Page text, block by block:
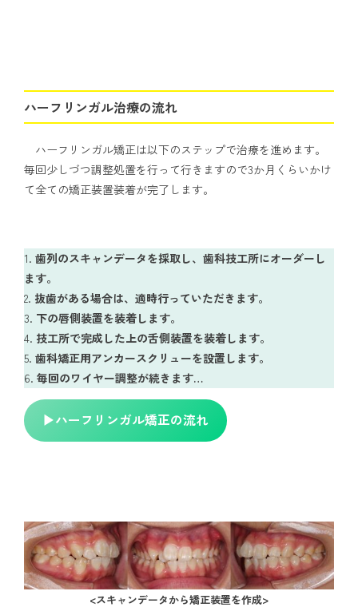
ハーフリンガル治療の流れ
ハーフリンガル矯正は以下のステップで治療を進めます。
毎回少しづつ調整処置を行って行きますので3か月くらいかけ
て全ての矯正装置装着が完了します。
歯列のスキャンデータを採取し、歯科技工所にオーダーし
ます。
抜歯がある場合は、適時行っていただきます。
下の唇側装置を装着します。
技工所で完成した上の舌側装置を装着します。
歯科矯正用アンカースクリューを設置します。
毎回のワイヤー調整が続きます…
▶︎ハーフリンガル矯正の流れ
<スキャンデータから矯正装置を作成>